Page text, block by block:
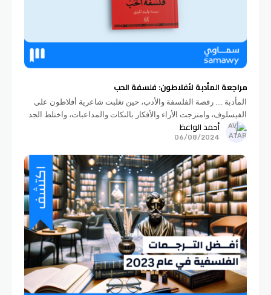
مراجعة المأدبة لأفلاطون: فلسفة الحب
المأدبة .... رقصة الفلسفة والأدب، حين تغلبت شاعرية أفلاطون على
الفيسلوف، وامتزجت الأراء والأفكار بالنكات والمداعبات، واختلط الجد
بالهزل والرأي بالأضداد، أبحر بين صفحاتها معنا في هذا المقال.
أحمد الواعظ
06/08/2024